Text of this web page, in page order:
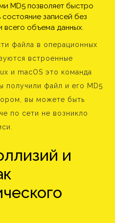
MD5 позволяет быстро
состояние записей без
всего объема данных.
файла в операционных
встроенные
и macOS это команда
получили файл и его MD5
вы можете быть
по сети не возникло
и